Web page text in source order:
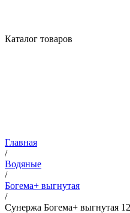
Каталог товаров
Главная
/
Водяные
/
Богема+ выгнутая
/
Сунержа Богема+ выгнутая